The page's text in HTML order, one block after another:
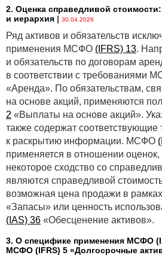
2. Оценка справедливой
и иерархия | 30.04.2026
Ряд активов и обязательств
применения МСФО (IFRS) 13.
и обязательств по договорам
в соответствии с требованиями
«Аренда». По обязательствам,
на основе акций, применяются
2 «Выплаты на основе акций».
также содержат соответствующие
к раскрытию информации. МСФО
применяется в отношении
некоторое сходство со
являются справедливой
возможная цена продажи в
«Запасы» или ценность
(IAS) 36 «Обесценение активов».
3. О специфике применения МСФО
МСФО (IFRS) 5 «Долгосрочные